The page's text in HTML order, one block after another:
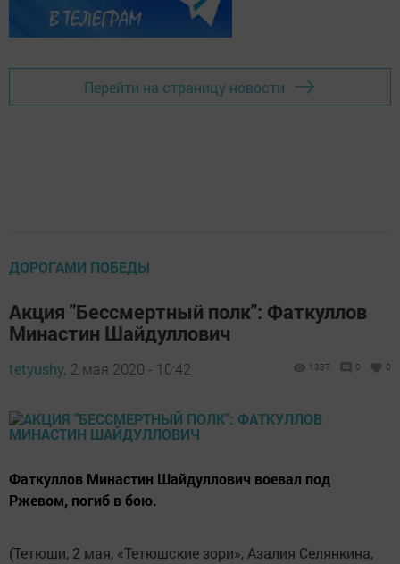
Перейти на страницу новости
ДОРОГАМИ ПОБЕДЫ
Акция "Бессмертный полк": Фаткуллов
Минастин Шайдуллович
tetyushy, 2 мая 2020 - 10:42 1387 0 0
Фаткуллов Минастин Шайдуллович воевал под
Ржевом, погиб в бою.
(Тетюши, 2 мая, «Тетюшские зори», Азалия Селянкина,